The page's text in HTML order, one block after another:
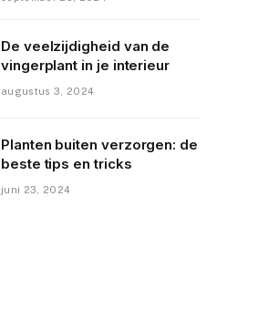
De veelzijdigheid van de
vingerplant in je interieur
augustus 3, 2024
Planten buiten verzorgen: de
beste tips en tricks
juni 23, 2024